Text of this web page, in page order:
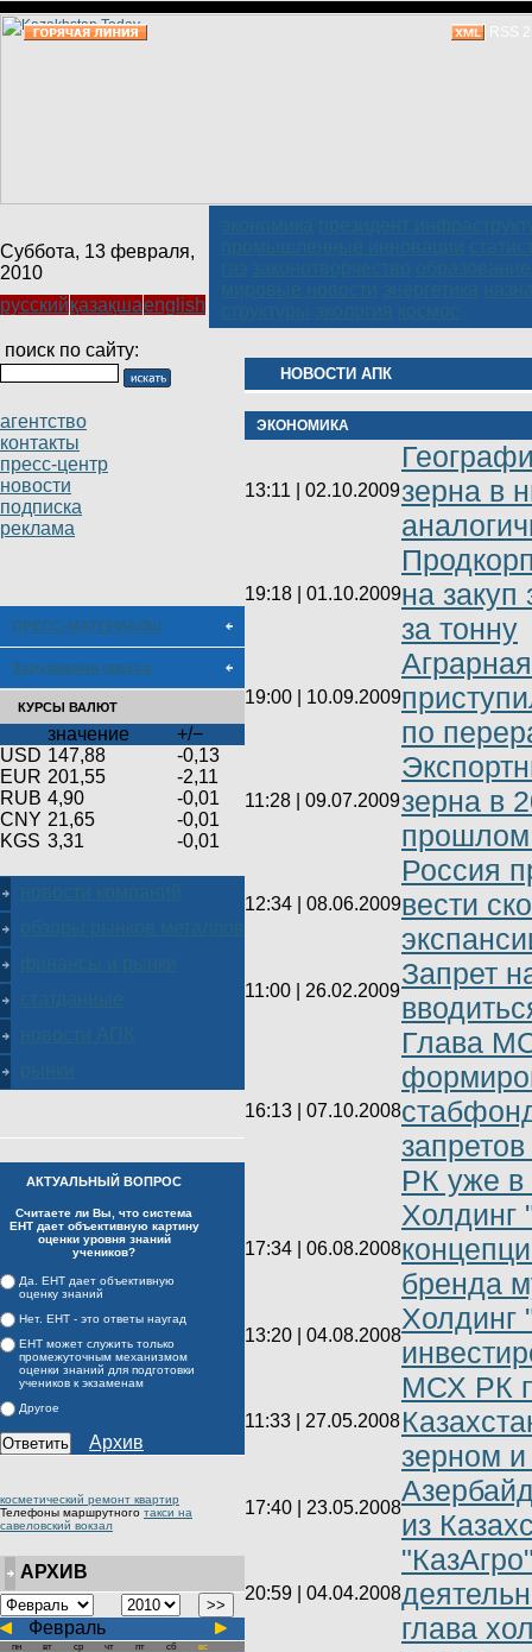
RSS
Суббота, 13 февраля,
2010
русскийқазақшаenglish
поиск по сайту:
агентство
контакты
пресс-центр
новости
подписка
реклама
ПРЕСС-МАТЕРИАЛЫ
Зарубежная пресса
КУРСЫ ВАЛЮТ
значение
+/−
USD 147,88
-0,13
EUR 201,55
-2,11
RUB 4,90
-0,01
CNY 21,65
-0,01
KGS 3,31 -0,01
АКТУАЛЬНЫЙ ВОПРОС
Считаете ли Вы, что система
ЕНТ дает объективную картину
оценки уровня знаний
учеников?
Да. ЕНТ дает объективную
оценку знаний
Нет. ЕНТ - это ответы наугад
ЕНТ может служить только
промежуточным механизмом
оценки знаний для подготовки
учеников к экзаменам
Другое
Архив
косметический ремонт квартир
Телефоны маршрутного такси на
савеловский вокзал
АРХИВ
Февраль
пн вт ср чт пт сб вс
НОВОСТИ АПК
ЭКОНОМИКА
13:11 | 02.10.2009зерна в
19:18 | 01.10.2009на закуп
за тонну
19:00 | 10.09.2009
по
11:28 | 09.07.2009зерна в
12:34 | 08.06.2009
Россия
вести
11:00 | 26.02.2009
Запрет
16:13 | 07.10.2008
Глава
РК уже в
17:34 | 06.08.2008
Холдинг
бренда
13:20 | 04.08.2008
Холдинг
11:33 | 27.05.2008
МСХ РК
зерном
17:40 | 23.05.2008
из
20:59 | 04.04.2008
глава